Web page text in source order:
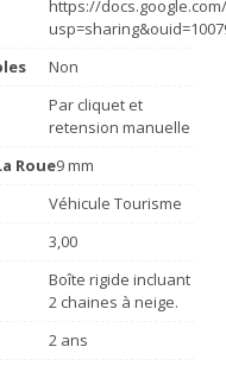
https://
Non
Par cliquet et
retension manuelle
Roue9 mm
Véhicule Tourisme
3,00
Boîte rigide incluant
2 chaines à neige.
2 ans